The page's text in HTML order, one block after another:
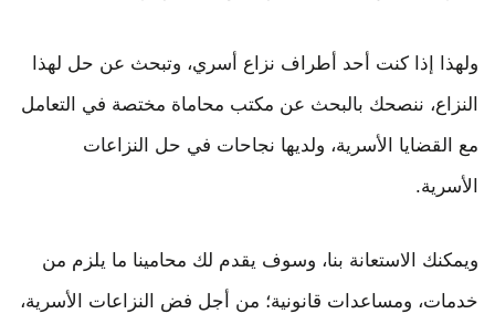
ولهذا إذا كنت أحد أطراف نزاع أسري، وتبحث عن حل لهذا
النزاع، ننصحك بالبحث عن مكتب محاماة مختصة في التعامل
مع القضايا الأسرية، ولديها نجاحات في حل النزاعات
الأسرية.
ويمكنك الاستعانة بنا، وسوف يقدم لك محامينا ما يلزم من
خدمات، ومساعدات قانونية؛ من أجل فض النزاعات الأسرية،